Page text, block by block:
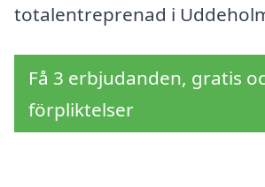
totalentreprenad i
Få 3 erbjudanden, gratis
förpliktelser